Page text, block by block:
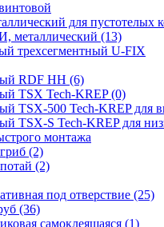
для пустотелых
металлический (13)
трехсегментный U-FIX
RDF НН (6)
TSX Tech-KREP(0)
TSX-500 Tech-KREP для
TSX-S Tech-KREP для
монтажа
(2)
(2)
под отверствие (25)
(36)
самоклеящаяся (1)